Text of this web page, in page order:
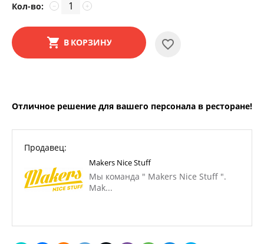
Кол-во: +
−
В КОРЗИНУ
Отличное решение для вашего персонала в ресторане!
Продавец:
Makers Nice Stuff
Мы команда " Makers Nice Stuff ".
Mak...